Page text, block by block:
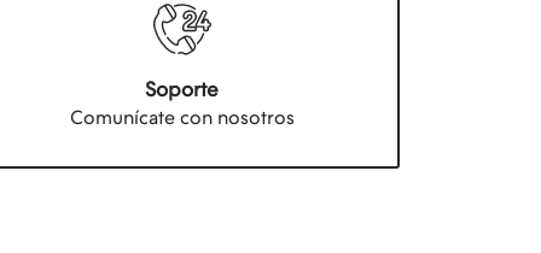
Soporte
Comunícate con nosotros